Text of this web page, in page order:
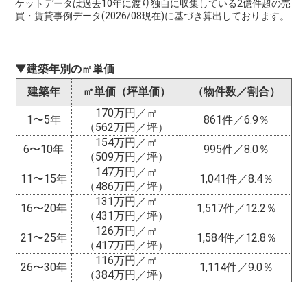
ケットデータは過去10年に渡り独自に収集している2億件超の売
買・賃貸事例データ(2026/08現在)に基づき算出しております。
▼建築年別の㎡単価
建築年
㎡単価（坪単価） （物件数／割合）
1〜5年
170万円／㎡
（562万円／坪）
861件／6.9％
6〜10年
154万円／㎡
（509万円／坪）
995件／8.0％
11〜15年
147万円／㎡
（486万円／坪）
1,041件／8.4％
16〜20年
131万円／㎡
（431万円／坪）
1,517件／12.2％
21〜25年
126万円／㎡
（417万円／坪）
1,584件／12.8％
26〜30年
116万円／㎡
（384万円／坪）
1,114件／9.0％